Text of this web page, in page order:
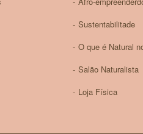
Sustentabilitade
O que é Natural
Salão Naturalista
Loja Física